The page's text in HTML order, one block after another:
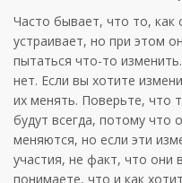
Часто бывает, что то,
устраивает, но при этом
пытаться что-то
нет. Если вы хотите
их менять. Поверьте, что
будут всегда, потому
меняются, но если эти
участия, не факт, что они
понимаете, что и как